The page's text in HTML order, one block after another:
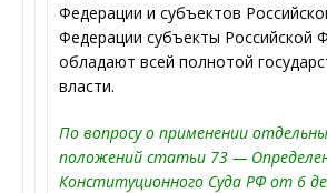
Федерации и субъектов
Федерации субъекты Российской
обладают всей полнотой
власти.
По вопросу о применении
положений статьи 73 —
Конституционного Суда РФ от 6